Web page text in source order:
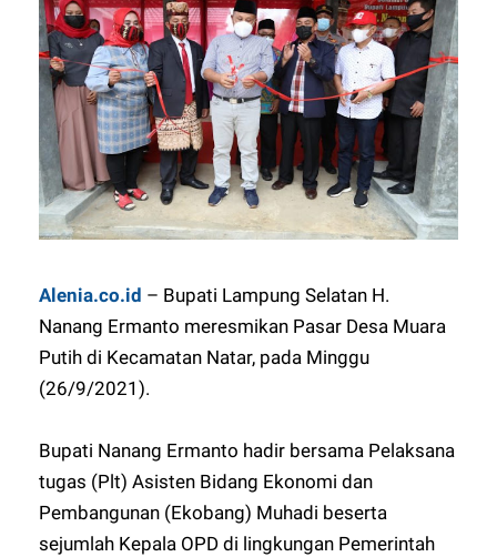
Alenia.co.id – Bupati Lampung Selatan H.
Nanang Ermanto meresmikan Pasar Desa Muara
Putih di Kecamatan Natar, pada Minggu
(26/9/2021).
Bupati Nanang Ermanto hadir bersama Pelaksana
tugas (Plt) Asisten Bidang Ekonomi dan
Pembangunan (Ekobang) Muhadi beserta
sejumlah Kepala OPD di lingkungan Pemerintah